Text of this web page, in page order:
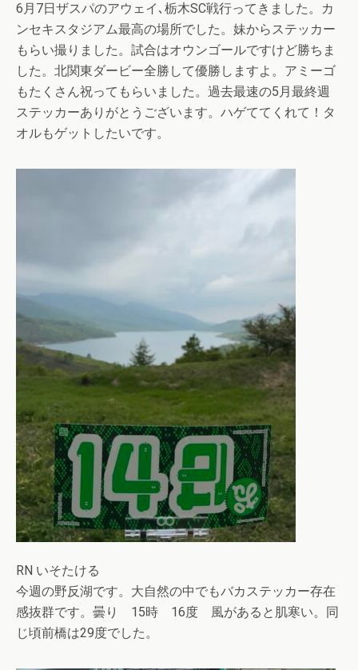
6月7日ザスパのアウェイ､栃木SC戦行ってきました。カ
ンセキスタジアム最高の場所でした。妹からステッカー
もらい撮りました。試合はオウンゴールですけど勝ちま
した。北関東ダービー全勝して優勝しますよ。アミーゴ
もたくさん祝ってもらいました。過去最速の5月最終週
ステッカーありがとうございます。ハゲててくれて！タ
オルもゲットしたいです。
RN いそたける
今週の野反湖です。大自然の中でもバカステッカー存在
感抜群です。曇り 15時 16度 風があると肌寒い。同
じ頃前橋は29度でした。